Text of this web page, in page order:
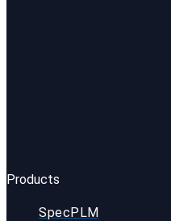
Products
SpecPLM